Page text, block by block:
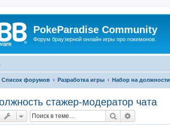
PokeParadise Community
Форум браузерной онлайн игры про покемонов.
Список форумов Разработка игры Набор на должности
стажер-модератор чата
Поиск